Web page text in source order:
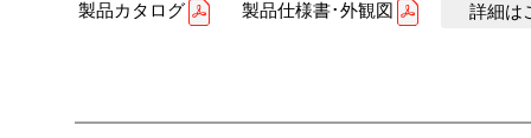
製品カタログ 製品仕様書･外観図 詳細は